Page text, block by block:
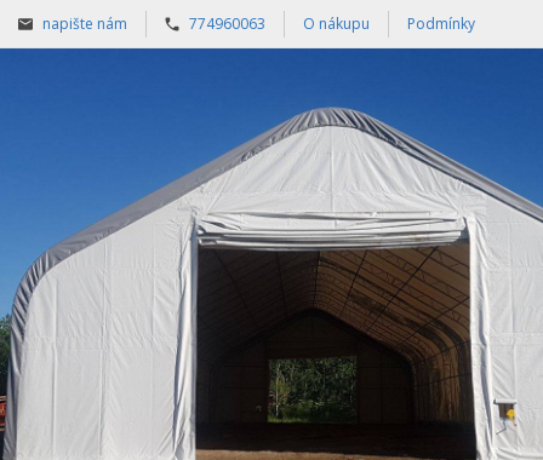
napište nám 774960063 O nákupu Podmínky